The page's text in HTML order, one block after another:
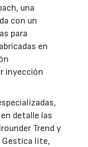
una
con un
para
en
inyección
detalle las
Trend y
Gestica lite,